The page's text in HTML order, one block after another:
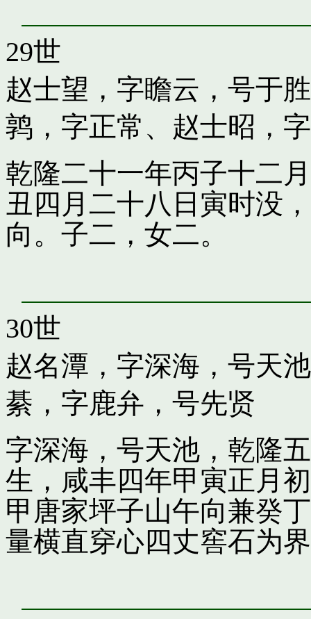
29世
赵士望，字瞻云，号于胜
鹑，字正常 、 赵士昭，
乾隆二十一年丙子十二
丑四月二十八日寅时没
向。子二，女二。
30世
赵名潭，字深海，号天池
綦，字鹿弁，号先贤
字深海，号天池，乾隆
生，咸丰四年甲寅正月
甲唐家坪子山午向兼癸
量横直穿心四丈窖石为